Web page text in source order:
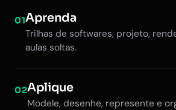
01Aprenda
Trilhas de softwares, projeto,
aulas soltas.
02Aplique
Modele, desenhe, represente e